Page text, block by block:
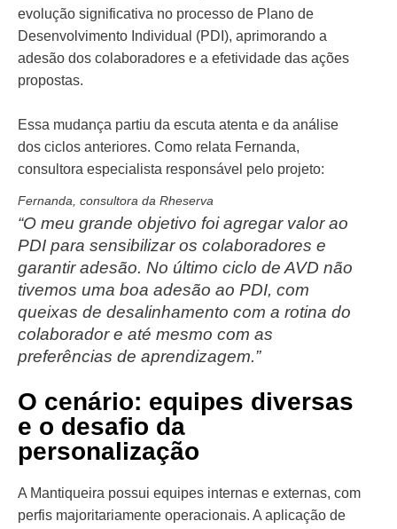
evolução significativa no processo de Plano de
Desenvolvimento Individual (PDI), aprimorando a
adesão dos colaboradores e a efetividade das ações
propostas.
Essa mudança partiu da escuta atenta e da análise
dos ciclos anteriores. Como relata Fernanda,
consultora especialista responsável pelo projeto:
Fernanda, consultora da Rheserva
“O meu grande objetivo foi agregar valor ao
PDI para sensibilizar os colaboradores e
garantir adesão. No último ciclo de AVD não
tivemos uma boa adesão ao PDI, com
queixas de desalinhamento com a rotina do
colaborador e até mesmo com as
preferências de aprendizagem.”
O cenário: equipes diversas
e o desafio da
personalização
A Mantiqueira possui equipes internas e externas, com
perfis majoritariamente operacionais. A aplicação de